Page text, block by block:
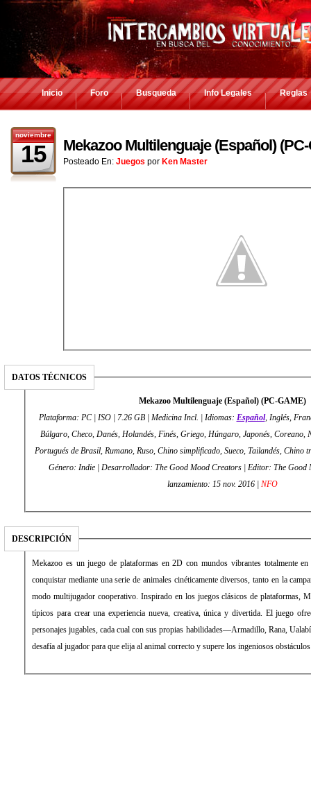
Inicio Foro Busqueda Info Legales Reglas
noviembre
15 Mekazoo Multilenguaje (Español)
Posteado En: Juegos por Ken Master
DATOS TÉCNICOS
Mekazoo Multilenguaje (Español) (PC-GAME)
Plataforma: PC | ISO | 7.26 GB | Medicina Incl. | Idiomas: Español, Inglés,
Búlgaro, Checo, Danés, Holandés, Finés, Griego, Húngaro, Japonés, Coreano,
Portugués de Brasil, Rumano, Ruso, Chino simplificado, Sueco, Tailandés,
Género: Indie | Desarrollador: The Good Mood Creators | Editor: The Good Mood Creators | Fecha de
lanzamiento: 15 nov. 2016 | NFO
DESCRIPCIÓN
Mekazoo es un juego de plataformas en 2D con mundos vibrantes totalmente
conquistar mediante una serie de animales cinéticamente diversos, tanto en la
modo multijugador cooperativo. Inspirado en los juegos clásicos de plataformas,
típicos para crear una experiencia nueva, creativa, única y divertida. El juego
personajes jugables, cada cual con sus propias habilidades—Armadillo, Rana,
desafía al jugador para que elija al animal correcto y supere los ingeniosos